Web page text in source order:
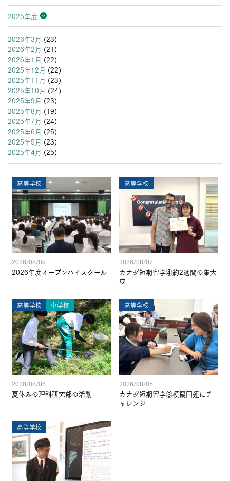
2025年度
2026年度
2025年度
2024年度
2023年度
2022年度
2021年度
2020年度
2019年度
2018年度
2017年度
2016年度
2015年度
2014年度
2013年度
2026年3月 (23)
2026年2月 (21)
2026年1月 (22)
2025年12月 (22)
2025年11月 (23)
2025年10月 (24)
2025年9月 (23)
2025年8月 (19)
2025年7月 (24)
2025年6月 (25)
2025年5月 (23)
2025年4月 (25)
高等学校
2026/08/09
2026年度オープンハイスクール
高等学校
2026/08/07
カナダ短期留学④約2週間の集大
成
高等学校 中学校
2026/08/06
夏休みの理科研究部の活動
高等学校
2026/08/05
カナダ短期留学③模擬国連にチ
ャレンジ
高等学校